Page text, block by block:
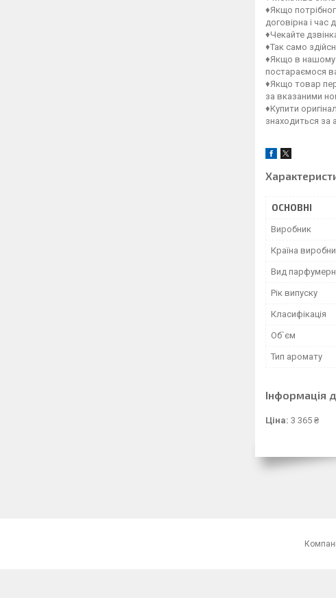
♦Якщо
договірна і час
♦Чекайте
♦Так само
♦Якщо в нашому
постараємося
♦Якщо товар
за вказаними
♦Купити
знаходиться за
ОСНОВНІ
Виробник
Країна
Вид
Рік випуску
Класифікація
Об`єм
Тип аромату
Інформація
Ціна: 3 365 ₴